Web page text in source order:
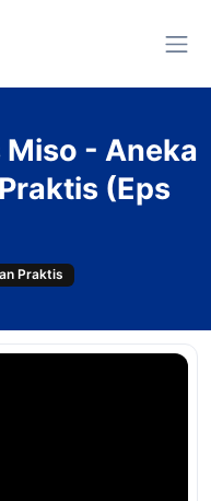
Miso - Aneka
(Eps
Praktis